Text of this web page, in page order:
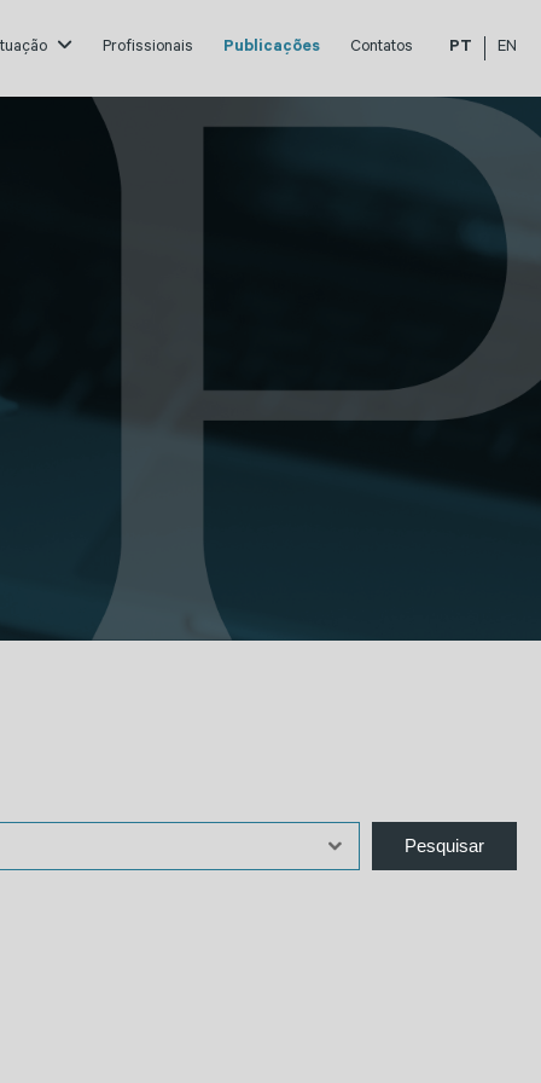
Profissionais Publicações Contatos PT EN